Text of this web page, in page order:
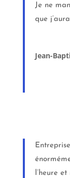
Je ne
que
Jean-
l’heure